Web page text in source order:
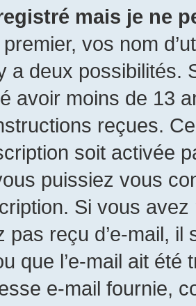
mais je ne
vos nom
a deux possibilités.
avoir moins de 13
reçues.
soit activée
puissiez vous
Si vous
pas reçu d’e-mail,
que l’e-mail ait
e-mail fournie,